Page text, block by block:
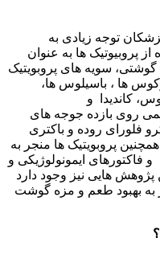
توجه زیادی به
پروبیوتیک ها به عنوان
سویه های پروبویتیک
ها ، باسیلوس ها،
کاندیدا و
روی بازده جوجه های
فلورای روده و باکتری
پروبویتیک ها منجر به
فاکتورهای ایمونولوژیکی و
پژوهش هایی نیز وجود دارد
به بهبود طعم و مزه گوشت